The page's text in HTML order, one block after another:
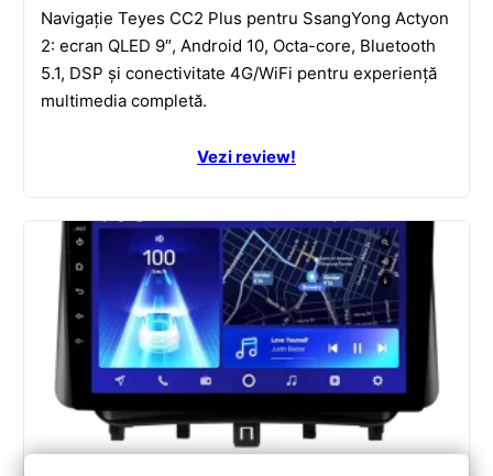
Navigație Teyes CC2 Plus pentru SsangYong Actyon
2: ecran QLED 9″, Android 10, Octa-core, Bluetooth
5.1, DSP și conectivitate 4G/WiFi pentru experiență
multimedia completă.
Vezi review!